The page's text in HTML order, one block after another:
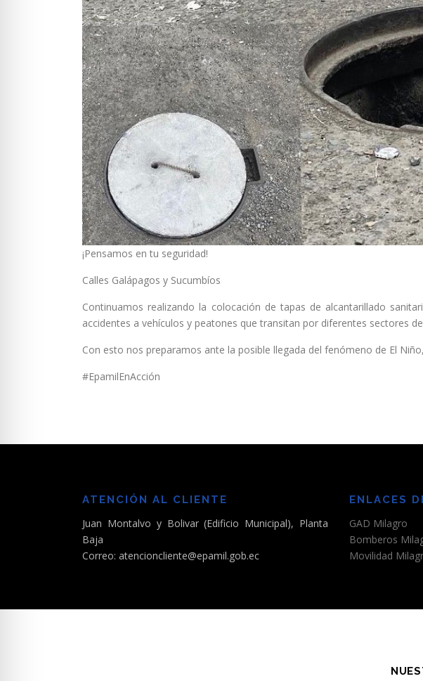
¡Pensamos en tu seguridad!
Calles Galápagos y Sucumbíos
Continuamos realizando la colocación de tapas de alcantarillado
accidentes a vehículos y peatones que transitan por diferentes sectores
Con esto nos preparamos ante la posible llegada del fenómeno de El
#EpamilEnAcción
ATENCIÓN AL CLIENTE
Juan Montalvo y Bolivar (Edificio Municipal), Planta
Baja
Correo: atencioncliente@epamil.gob.ec
ENLACES
GAD Milagro
Bomberos
Movilidad